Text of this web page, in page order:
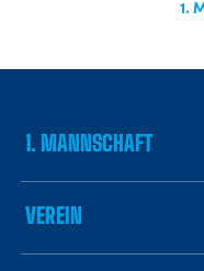
1.
1. MANNSCHAFT
VEREIN